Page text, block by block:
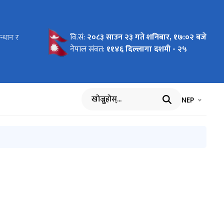
र
वि.सं: २०८३ साउन २३ गते शनिबार, १७:०२ बजे
नेपाल संवत: ११४६ दिल्लागा दशमी - २५
खोज्नुहोस् भाषा चयन
NEP